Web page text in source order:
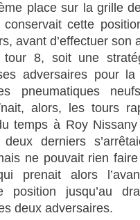
place sur la grille
cette
avant d’effectuer son
8, soit une
adversaires pour la
pneumatiques
alors, les tours
temps à Roy
deux derniers
ne pouvait rien
prenait alors
position jusqu’au
deux adversaires.